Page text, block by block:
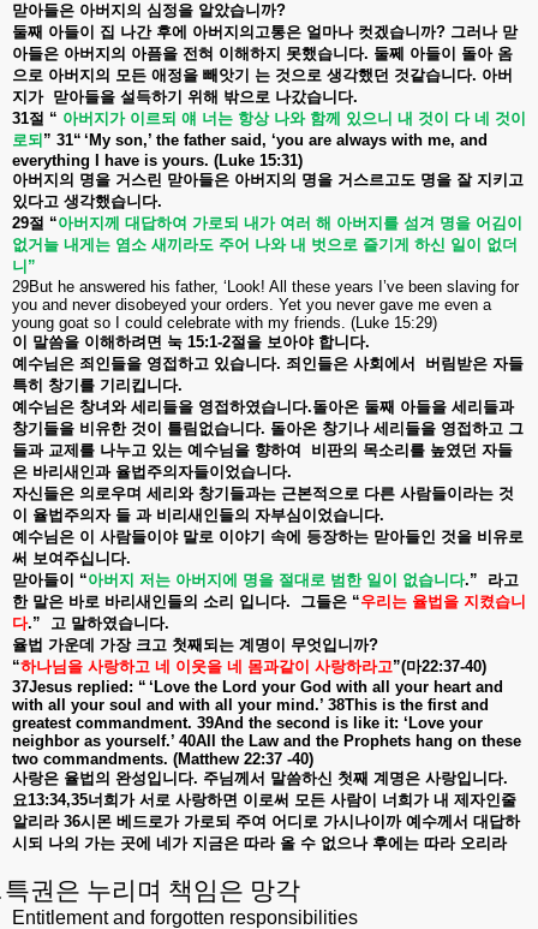
맏아들은 아버지의 심정을 알았습니까?
둘째 아들이 집 나간 후에 아버지의고통은 얼마나 컷겠습니까? 그러나 맏
아들은 아버지의 아픔을 전혀 이해하지 못했습니다. 둘쩨 아들이 돌아 옴
으로 아버지의 모든 애정을 빼앗기 는 것으로 생각했던 것같습니다. 아버
지가 맏아들을 설득하기 위해 밖으로 나갔습니다.
31절 “ 아버지가 이르되 얘 너는 항상 나와 함께 있으니 내 것이 다 네
것이
로되 ” 31“ ‘My son,’ the father said, ‘you are always with me, and
everything I have is yours. (Luke 15:31)
아버지의 명을 거스린 맏아들은 아버지의 명을 거스르고도 명을 잘 지키고
있다고 생각했습니다.
29절 “아버지께 대답하여 가로되 내가 여러 해 아버지를 섬겨 명을 어김이
없거늘 내게는 염소 새끼라도 주어 나와 내 벗으로 즐기게 하신 일이
없더
니 ”
29But he answered his father, ‘Look! All these years I’ve been slaving for
you and never disobeyed your orders. Yet you never gave me even a
young goat so I could celebrate with my friends. (Luke 15:29)
이
말씀을 이해하려면 눅 15:1-2절을 보아야 합니다.
예수님은 죄인들을 영접하고 있습니다. 죄인들은 사회에서 버림받은 자들
특히 창기를 기리킵니다.
예수님은 창녀와 세리들을 영접하였습니다.돌아온 둘째 아들을 세리들과
창기들을 비유한 것이 틀림없습니다. 돌아온 창기나 세리들을 영접하고 그
들과 교제를 나누고 있는 예수님을 향하여 비판의 목소리를 높였던 자들
은 바리새인과 율법주의자들이었습니다.
자신들은 의로우며 세리와 창기들과는 근본적으로 다른 사람들이라는 것
이
율법주의자 들 과 비리새인들의 자부심이었습니다.
예수님은 이 사람들이야 말로 이야기 속에 등장하는 맏아들인 것을 비유로
써 보여주십니다.
맏아들이
“아버지 저는 아버지에 명을 절대로 범한 일이 없습니다.”
라고
한 말은 바로 바리새인들의 소리 입니다. 그들은 “우리는 율법을 지켰습니
다.” 고 말하였습니다.
율법 가운데 가장 크고 첫째되는 계명이 무엇입니까?
“하나님을 사랑하고 네 이웃을 네 몸과같이 사랑하라고”(마22:37-40)
37Jesus replied: “ ‘Love the Lord your God with all your heart and
with all your soul and with all your mind.’ 38This is the first and
greatest commandment. 39And the second is like it: ‘Love your
neighbor as yourself.’ 40All the Law and the Prophets hang on these
two commandments. (Matthew 22:37 -40)
사랑은 율법의 완성입니다. 주님께서 말씀하신 첫째 계명은 사랑입니다.
요13:34,35너희가 서로 사랑하면 이로써 모든 사람이 너희가 내 제자인줄
알리라36시몬 베드로가 가로되 주여 어디로 가시나이까 예수께서 대답하
시되 나의 가는 곳에 네가 지금은 따라 올 수 없으나 후에는 따라 오리라
특권은 누리며 책임은 망각
Entitlement and forgotten responsibilities